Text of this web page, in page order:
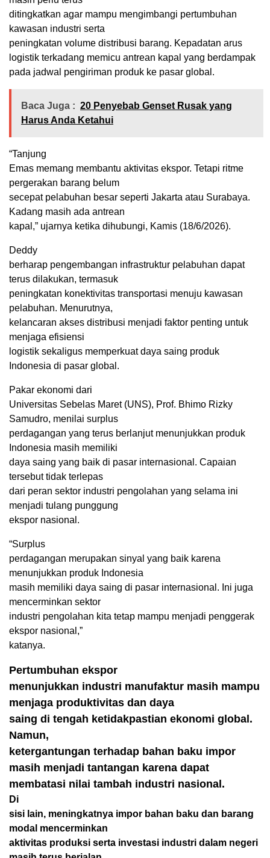
ditingkatkan agar mampu mengimbangi pertumbuhan
kawasan industri serta
peningkatan volume distribusi barang. Kepadatan arus
logistik terkadang memicu antrean kapal yang berdampak
pada jadwal pengiriman produk ke pasar global.
Baca Juga : 20 Penyebab Genset Rusak yang
Harus Anda Ketahui
“Tanjung
Emas memang membantu aktivitas ekspor. Tetapi ritme
pergerakan barang belum
secepat pelabuhan besar seperti Jakarta atau Surabaya.
Kadang masih ada antrean
kapal,” ujarnya ketika dihubungi, Kamis (18/6/2026).
Deddy
berharap pengembangan infrastruktur pelabuhan dapat
terus dilakukan, termasuk
peningkatan konektivitas transportasi menuju kawasan
pelabuhan. Menurutnya,
kelancaran akses distribusi menjadi faktor penting untuk
menjaga efisiensi
logistik sekaligus memperkuat daya saing produk
Indonesia di pasar global.
Pakar ekonomi dari
Universitas Sebelas Maret (UNS), Prof. Bhimo Rizky
Samudro, menilai surplus
perdagangan yang terus berlanjut menunjukkan produk
Indonesia masih memiliki
daya saing yang baik di pasar internasional. Capaian
tersebut tidak terlepas
dari peran sektor industri pengolahan yang selama ini
menjadi tulang punggung
ekspor nasional.
“Surplus
perdagangan merupakan sinyal yang baik karena
menunjukkan produk Indonesia
masih memiliki daya saing di pasar internasional. Ini juga
mencerminkan sektor
industri pengolahan kita tetap mampu menjadi penggerak
ekspor nasional,”
katanya.
Pertumbuhan ekspor
menunjukkan industri manufaktur masih mampu
menjaga produktivitas dan daya
saing di tengah ketidakpastian ekonomi global.
Namun,
ketergantungan terhadap bahan baku impor
masih menjadi tantangan karena dapat
membatasi nilai tambah industri nasional.
Di
sisi lain, meningkatnya impor bahan baku dan barang
modal mencerminkan
aktivitas produksi serta investasi industri dalam negeri